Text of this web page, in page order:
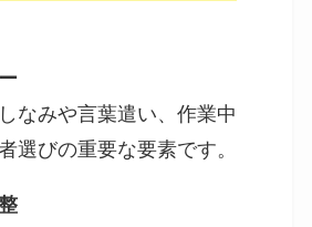
なみや言葉遣い、作業中
選びの重要な要素です。